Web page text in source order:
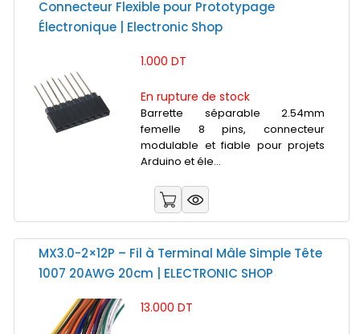
Connecteur Flexible pour Prototypage
Électronique | Electronic Shop
1.000 DT
En rupture de stock
Barrette séparable 2.54mm
femelle 8 pins, connecteur
modulable et fiable pour projets
Arduino et éle...
MX3.0-2×12P – Fil à Terminal Mâle Simple Tête
1007 20AWG 20cm | ELECTRONIC SHOP
13.000 DT